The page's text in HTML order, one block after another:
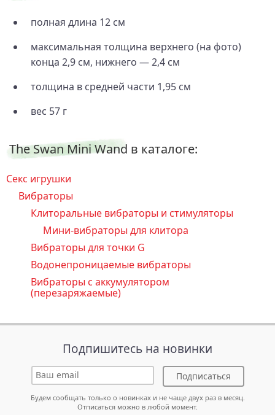
полная длина 12 см
максимальная толщина верхнего (на фото)
конца 2,9 см, нижнего — 2,4 см
толщина в средней части 1,95 см
вес 57 г
The Swan Mini Wand в каталоге:
Секс игрушки
Вибраторы
Клиторальные вибраторы и стимуляторы
Мини-вибраторы для клитора
Вибраторы для точки G
Водонепроницаемые вибраторы
Вибраторы с аккумулятором
(перезаряжаемые)
Подпишитесь на новинки
Подписаться
Будем сообщать только о новинках и не чаще двух раз в месяц.
Отписаться можно в любой момент.